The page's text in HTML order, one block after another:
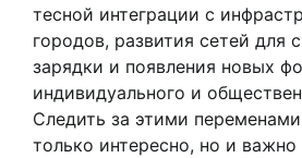
тесной интеграции с
городов, развития сетей для
зарядки и появления новых
индивидуального и
Следить за этими
только интересно, но и